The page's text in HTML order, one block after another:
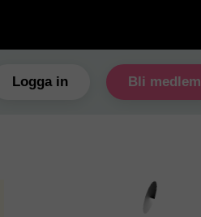
Logga in Bli medlem